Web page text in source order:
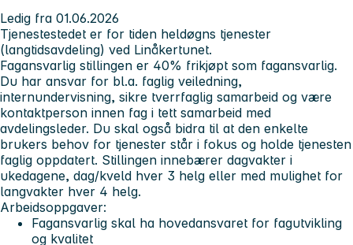
Ledig fra 01.06.2026
Tjenestestedet er for tiden heldøgns tjenester
(langtidsavdeling) ved Linåkertunet.
Fagansvarlig stillingen er 40% frikjøpt som fagansvarlig.
Du har ansvar for bl.a. faglig veiledning,
internundervisning, sikre tverrfaglig samarbeid og være
kontaktperson innen fag i tett samarbeid med
avdelingsleder. Du skal også bidra til at den enkelte
brukers behov for tjenester står i fokus og holde tjenesten
faglig oppdatert. Stillingen innebærer dagvakter i
ukedagene, dag/kveld hver 3 helg eller med mulighet for
langvakter hver 4 helg.
Arbeidsoppgaver:
Fagansvarlig skal ha hovedansvaret for fagutvikling
og kvalitet